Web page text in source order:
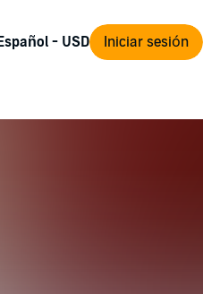
Iniciar sesión